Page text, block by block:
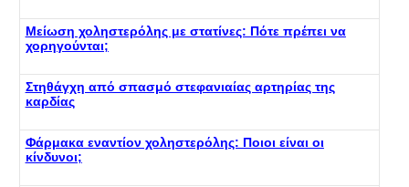
Μείωση χοληστερόλης με στατίνες: Πότε πρέπει να
χορηγούνται;
Στηθάγχη από σπασμό στεφανιαίας αρτηρίας της
καρδίας
Φάρμακα εναντίον χοληστερόλης: Ποιοι είναι οι
κίνδυνοι;